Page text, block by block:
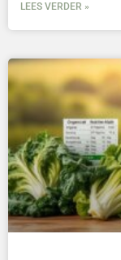
LEES VERDER »